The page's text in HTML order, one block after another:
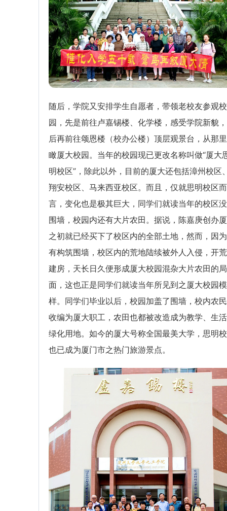
随后，学院又安排学生自愿者，带领老校友参观校
园，先是前往卢嘉锡楼、化学楼，感受学院新貌
后再前往颂恩楼（校办公楼）顶层观景台，从那
瞰厦大校园。当年的校园现已更改名称叫做“厦大
明校区”，除此以外，目前的厦大还包括漳州校区
翔安校区、马来西亚校区。而且，仅就思明校区而
言，变化也是极其巨大，同学们就读当年的校区
围墙，校园内还有大片农田。据说，陈嘉庚创办
之初就已经买下了校区内的全部土地，然而，因
有构筑围墙，校区内的荒地陆续被外人入侵，开
建房，天长日久便形成厦大校园混杂大片农田的局
面，这也正是同学们就读当年所见到之厦大校园模
样。同学们毕业以后，校园加盖了围墙，校内农
收编为厦大职工，农田也都被改造成为教学、生
绿化用地。如今的厦大号称全国最美大学，思明
也已成为厦门市之热门旅游景点。